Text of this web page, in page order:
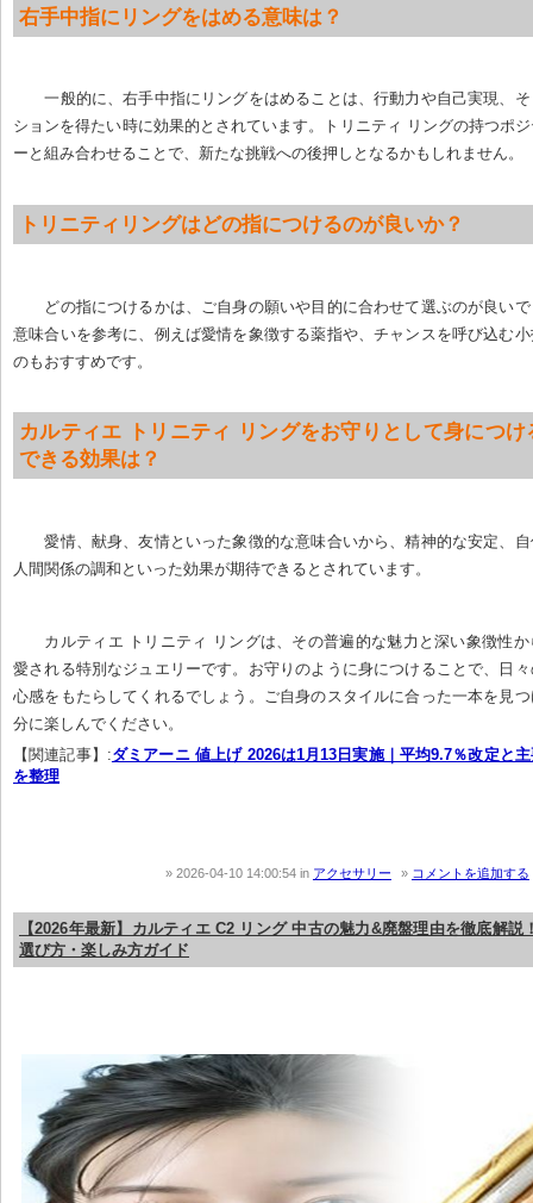
右手中指にリングをはめる意味は？
一般的に、右手中指にリングをはめることは、行動力や自己実現、
ションを得たい時に効果的とされています。トリニティ リングの持つポ
ーと組み合わせることで、新たな挑戦への後押しとなるかもしれません。
トリニティリングはどの指につけるのが良いか？
どの指につけるかは、ご自身の願いや目的に合わせて選ぶのが良い
意味合いを参考に、例えば愛情を象徴する薬指や、チャンスを呼び込む
のもおすすめです。
カルティエ トリニティ リングをお守りとして身につけ
できる効果は？
愛情、献身、友情といった象徴的な意味合いから、精神的な安定、
人間関係の調和といった効果が期待できるとされています。
カルティエ トリニティ リングは、その普遍的な魅力と深い象徴性
愛される特別なジュエリーです。お守りのように身につけることで、日
心感をもたらしてくれるでしょう。ご自身のスタイルに合った一本を見
分に楽しんでください。
【関連記事】:ダミアーニ 値上げ 2026は1月13日実施｜平均9.7％改定と
を整理
2026-04-10 14:00:54 in アクセサリー コメントを追加する
【2026年最新】カルティエ C2 リング 中古の魅力&廃盤理由を徹底解説
選び方・楽しみ方ガイド